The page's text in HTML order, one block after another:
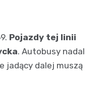
Pojazdy tej linii
. Autobusy nadal
jadący dalej muszą